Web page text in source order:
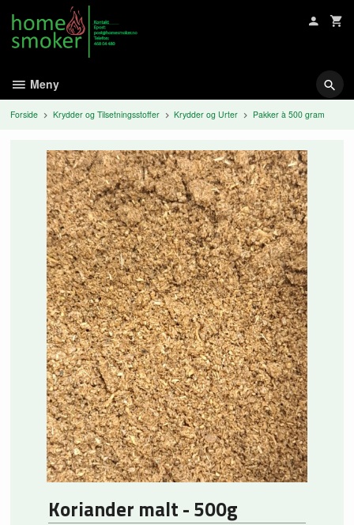
innholdet
Meny
Forside Krydder og Tilsetningsstoffer Krydder og Urter Pakker à 500 gram
Koriander malt - 500g